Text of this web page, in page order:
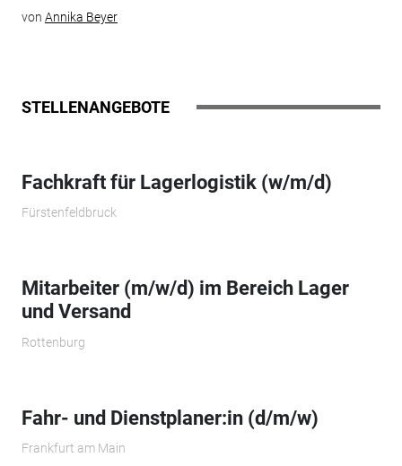
von Annika Beyer
STELLENANGEBOTE
Fachkraft für Lagerlogistik (w/m/d)
Fürstenfeldbruck
Mitarbeiter (m/w/d) im Bereich Lager
und Versand
Rottenburg
Fahr- und Dienstplaner:in (d/m/w)
Frankfurt am Main